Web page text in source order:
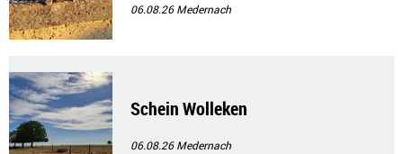
06.08.26Medernach
Schein Wolleken
06.08.26Medernach